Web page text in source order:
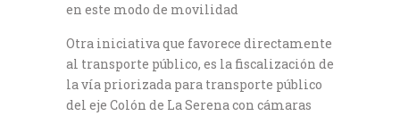
en este modo de movilidad
Otra iniciativa que favorece directamente
al transporte público, es la fiscalización de
la vía priorizada para transporte público
del eje Colón de La Serena con cámaras